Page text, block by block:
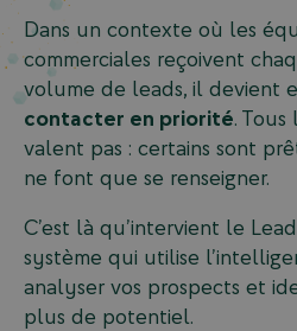
Dans un contexte où les
commerciales reçoivent
volume de leads, il devient
contacter en priorité.
valent pas : certains sont
ne font que se renseigner.
C’est là qu’intervient le
système qui utilise
analyser vos prospects et
plus de potentiel.